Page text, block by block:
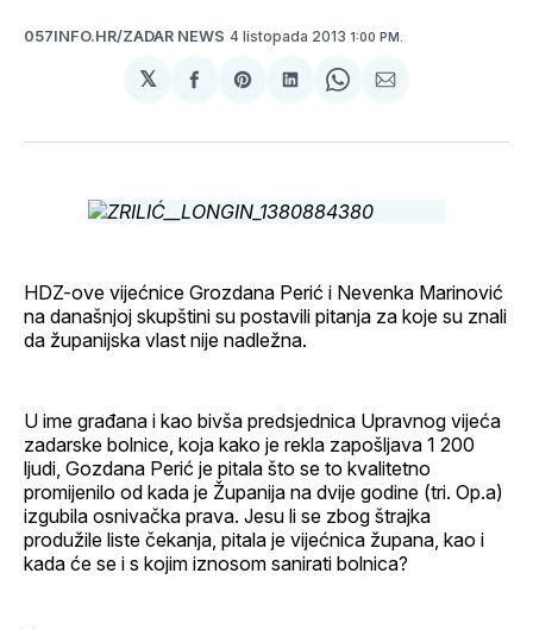
057INFO.HR/ZADAR NEWS 4 listopada 2013 1:00 PM.
𝕏
podijeliSharepodijeliSharepodijeli
HDZ-ove vijećnice Grozdana Perić i Nevenka Marinović
na današnjoj skupštini su postavili pitanja za koje su znali
da županijska vlast nije nadležna.
U ime građana i kao bivša predsjednica Upravnog vijeća
zadarske bolnice, koja kako je rekla zapošljava 1 200
ljudi, Gozdana Perić je pitala što se to kvalitetno
promijenilo od kada je Županija na dvije godine (tri. Op.a)
izgubila osnivačka prava. Jesu li se zbog štrajka
produžile liste čekanja, pitala je vijećnica župana, kao i
kada će se i s kojim iznosom sanirati bolnica?